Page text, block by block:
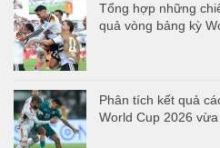
Tổng hợp những
quả vòng bảng kỳ
Phân tích kết quả
World Cup 2026